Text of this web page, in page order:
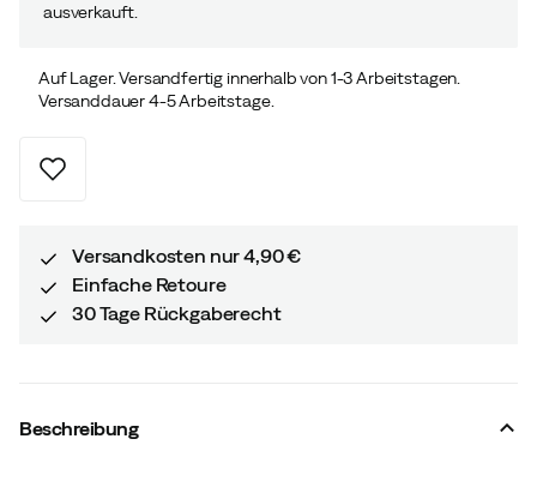
ausverkauft.
Auf Lager. Versandfertig innerhalb von 1-3 Arbeitstagen.
Versanddauer 4-5 Arbeitstage.
Versandkosten nur 4,90 €
Einfache Retoure
30 Tage Rückgaberecht
Beschreibung